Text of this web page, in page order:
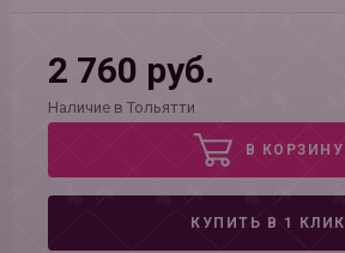
2 760 руб.
Наличие в Тольятти
В КОРЗИНУ
КУПИТЬ В 1 КЛИК